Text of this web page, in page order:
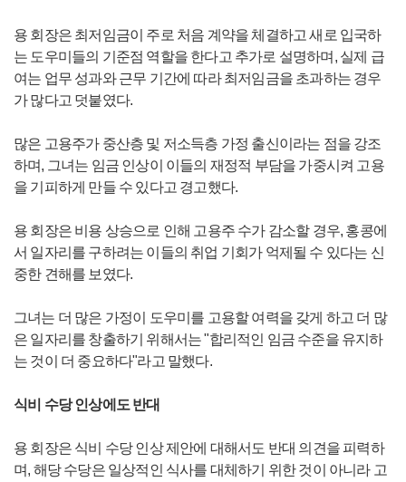
용 회장은 최저임금이 주로 처음 계약을 체결하고 새로 입국하
는 도우미들의 기준점 역할을 한다고 추가로 설명하며, 실제 급
여는 업무 성과와 근무 기간에 따라 최저임금을 초과하는 경우
가 많다고 덧붙였다.
많은 고용주가 중산층 및 저소득층 가정 출신이라는 점을 강조
하며, 그녀는 임금 인상이 이들의 재정적 부담을 가중시켜 고용
을 기피하게 만들 수 있다고 경고했다.
용 회장은 비용 상승으로 인해 고용주 수가 감소할 경우, 홍콩에
서 일자리를 구하려는 이들의 취업 기회가 억제될 수 있다는 신
중한 견해를 보였다.
그녀는 더 많은 가정이 도우미를 고용할 여력을 갖게 하고 더 많
은 일자리를 창출하기 위해서는 "합리적인 임금 수준을 유지하
는 것이 더 중요하다"라고 말했다.
식비 수당 인상에도 반대
용 회장은 식비 수당 인상 제안에 대해서도 반대 의견을 피력하
며, 해당 수당은 일상적인 식사를 대체하기 위한 것이 아니라 고